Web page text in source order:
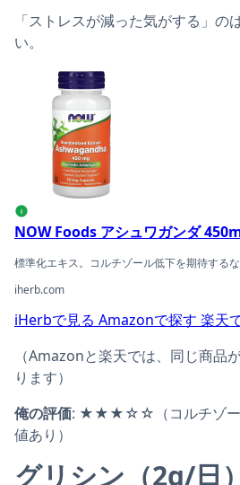
「ストレスが減った気がする」の
い。
NOW Foods アシュワガンダ
i
NOW Foods アシュワガンダ
標準化エキス。コルチゾール低下を期待する
iherb.com
iHerbで見る Amazonで探す 楽天
（Amazonと楽天では、同じ商品
ります）
俺の評価: ★★★☆☆（コルチゾー
値あり）
グリシン（2g/日